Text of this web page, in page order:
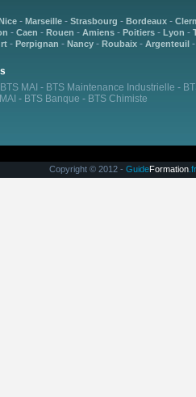
- Marseille- Strasbourg - Bordeaux-
- Caen - Rouen - Amiens- Poitiers- Lyon -
- Perpignan - Nancy- Roubaix- Argenteuil
BTS MAI - BTS Maintenance Industrielle -
- BTS Banque - BTS Chimiste
Copyright © 2012 - GuideFormation.fr